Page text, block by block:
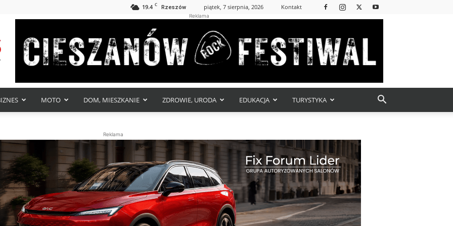
19.4 C Rzeszów piątek, 7 sierpnia, 2026 Kontakt
Reklama
MOTO DOM, MIESZKANIE ZDROWIE, URODA EDUKACJA TURYSTYKA
Reklama